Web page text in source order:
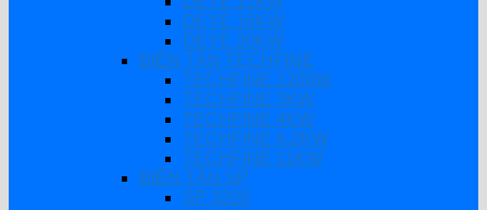
DEYE 16KW
DEYE 20KW
BIẾN TẦN TECHFINE
TECHFINE 1200W
TECHFINE 3KW
TECHFINE 4KW
TECHFINE 6.2KW
TECHFINE 11KW
BIẾN TẦN SP
SP 3200